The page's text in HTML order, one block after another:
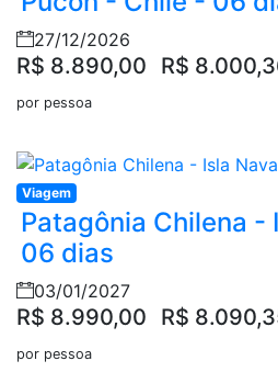
27/12/2026
R$ 8.890,00 R$
por pessoa
Viagem
Patagônia Chilena -
06 dias
03/01/2027
R$ 8.990,00 R$
por pessoa